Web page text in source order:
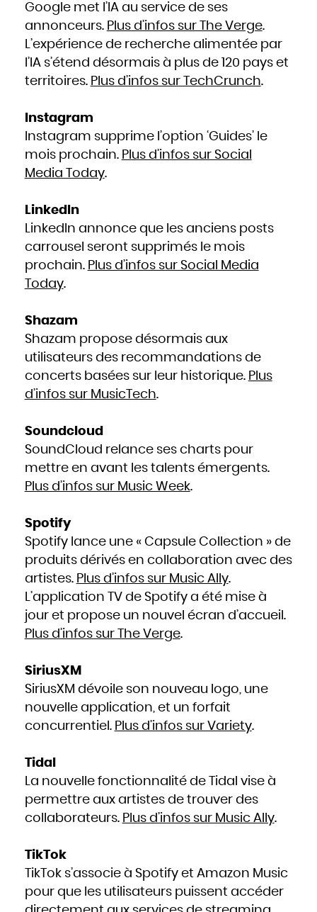
Google met l’IA au service de ses
annonceurs. Plus d’infos sur The Verge.
L’expérience de recherche alimentée par
l’IA s’étend désormais à plus de 120 pays et
territoires. Plus d’infos sur TechCrunch.
Instagram
Instagram supprime l’option ‘Guides’ le
mois prochain. Plus d’infos sur Social
Media Today.
LinkedIn
LinkedIn annonce que les anciens posts
carrousel seront supprimés le mois
prochain. Plus d’infos sur Social Media
Today.
Shazam
Shazam propose désormais aux
utilisateurs des recommandations de
concerts basées sur leur historique. Plus
d’infos sur MusicTech.
Soundcloud
SoundCloud relance ses charts pour
mettre en avant les talents émergents.
Plus d’infos sur Music Week.
Spotify
Spotify lance une « Capsule Collection » de
produits dérivés en collaboration avec des
artistes. Plus d’infos sur Music Ally.
L’application TV de Spotify a été mise à
jour et propose un nouvel écran d’accueil.
Plus d’infos sur The Verge.
SiriusXM
SiriusXM dévoile son nouveau logo, une
nouvelle application, et un forfait
concurrentiel. Plus d’infos sur Variety.
Tidal
La nouvelle fonctionnalité de Tidal vise à
permettre aux artistes de trouver des
collaborateurs. Plus d’infos sur Music Ally.
TikTok
TikTok s’associe à Spotify et Amazon Music
pour que les utilisateurs puissent accéder